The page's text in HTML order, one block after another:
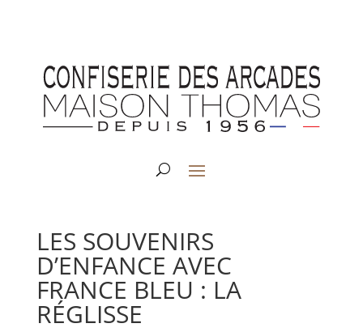
LES SOUVENIRS
D’ENFANCE AVEC
FRANCE BLEU : LA
RÉGLISSE